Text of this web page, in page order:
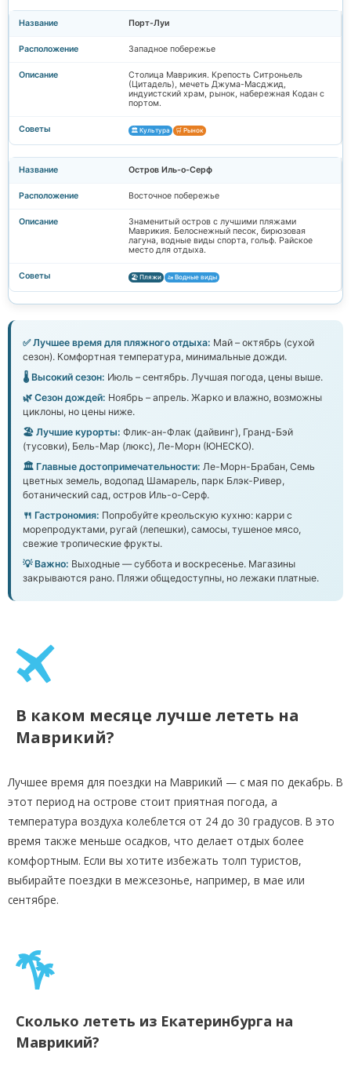
Порт-Луи
Западное побережье
Столица Маврикия. Крепость Ситроньель
(Цитадель), мечеть Джума-Масджид,
индуистский храм, рынок, набережная Кодан с
портом.
🏛️ Культура 🛒 Рынок
Остров Иль-о-Серф
Восточное побережье
Знаменитый остров с лучшими пляжами
Маврикия. Белоснежный песок, бирюзовая
лагуна, водные виды спорта, гольф. Райское
место для отдыха.
🏖️ Пляжи 🚤 Водные виды
✅ Лучшее время для пляжного отдыха: Май – октябрь (сухой
сезон). Комфортная температура, минимальные дожди.
🌡️ Высокий сезон: Июль – сентябрь. Лучшая погода, цены выше.
🌿 Сезон дождей: Ноябрь – апрель. Жарко и влажно, возможны
циклоны, но цены ниже.
🏖️ Лучшие курорты: Флик-ан-Флак (дайвинг), Гранд-Бэй
(тусовки), Бель-Мар (люкс), Ле-Морн (ЮНЕСКО).
🏛️ Главные достопримечательности: Ле-Морн-Брабан, Семь
цветных земель, водопад Шамарель, парк Блэк-Ривер,
ботанический сад, остров Иль-о-Серф.
🍴 Гастрономия: Попробуйте креольскую кухню: карри с
морепродуктами, ругай (лепешки), самосы, тушеное мясо,
свежие тропические фрукты.
💡 Важно: Выходные — суббота и воскресенье. Магазины
закрываются рано. Пляжи общедоступны, но лежаки платные.
В каком месяце лучше лететь на
Маврикий?
Лучшее время для поездки на Маврикий — с мая по декабрь. В
этот период на острове стоит приятная погода, а
температура воздуха колеблется от 24 до 30 градусов. В это
время также меньше осадков, что делает отдых более
комфортным. Если вы хотите избежать толп туристов,
выбирайте поездки в межсезонье, например, в мае или
сентябре.
Сколько лететь из Екатеринбурга на
Маврикий?